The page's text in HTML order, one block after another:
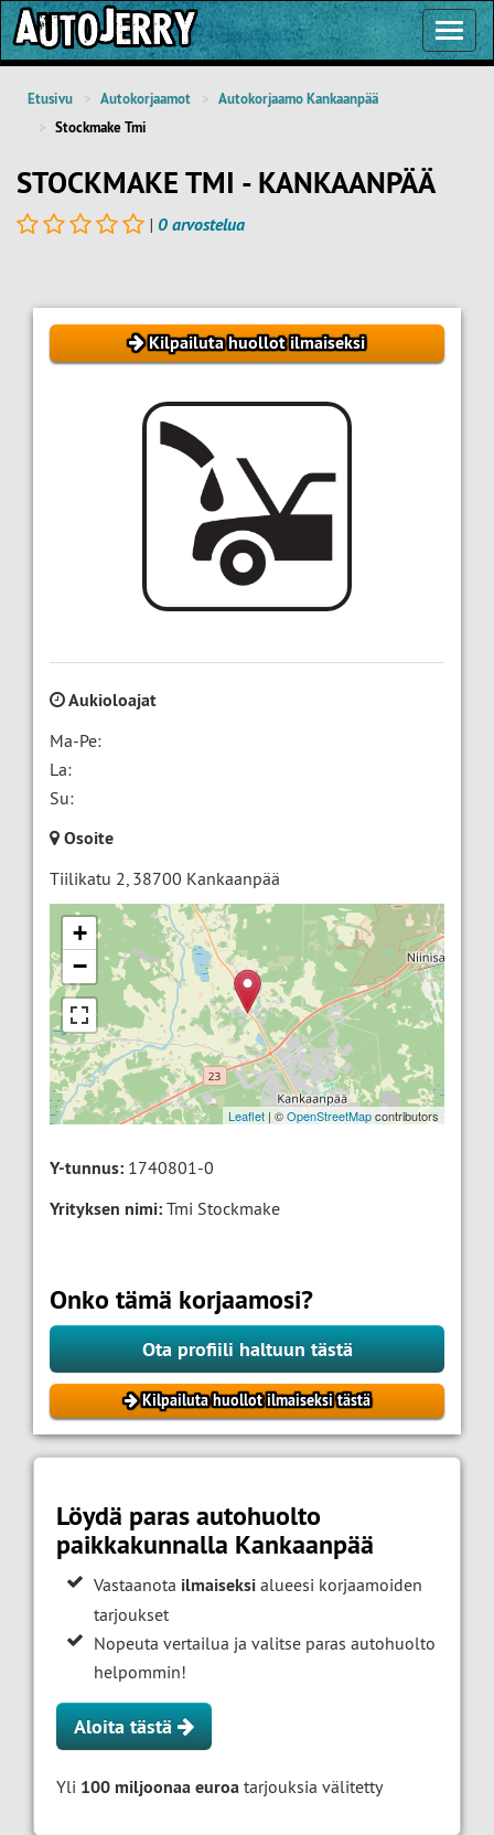
Etusivu Autokorjaamot
Autokorjaamo Kankaanpää
Stockmake Tmi
STOCKMAKE TMI - KANKAANPÄÄ
| 0 arvostelua
Kilpailuta huollot ilmaiseksi
Aukioloajat
Ma-Pe:
La:
Su:
Osoite
Tiilikatu 2, 38700 Kankaanpää
+
−
Leaflet | ©OpenStreetMapcontributors
Y-tunnus: 1740801-0
Yrityksen nimi: Tmi Stockmake
Onko tämä korjaamosi?
Ota profiili haltuun tästä
Kilpailuta huollot ilmaiseksi tästä
Löydä paras autohuolto
paikkakunnalla Kankaanpää
Vastaanota ilmaiseksi alueesi korjaamoiden
tarjoukset
Nopeuta vertailua ja valitse paras autohuolto
helpommin!
Aloita tästä
Yli 100 miljoonaa euroa tarjouksia välitetty